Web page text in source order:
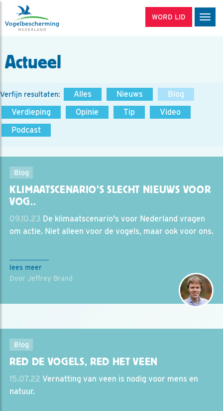
WORD LID
Actueel
Verfijn resultaten: Alles Nieuws
Blog
Verdieping
Opinie Tip
Video
Podcast
Blog
KLIMAATSCENARIO'S SLECHT NIEUWS VOOR
VOG..
09.10.23 De klimaatscenario's voor Nederland vragen
om actie. Niet alleen voor de vogels, maar ook voor ons.
lees meer
Door Jeffrey Brand
Blog
RED DE VOGELS, RED HET VEEN
15.07.22 Vernatting van veen is nodig voor mens en
natuur.